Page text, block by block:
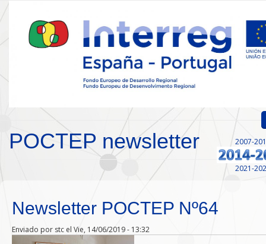
Convocatorias
Proyectos Aprobados
2007-
2021-
POCTEP newsletter
Newsletter POCTEP Nº64
Enviado por stc el Vie, 14/06/2019 - 13:32